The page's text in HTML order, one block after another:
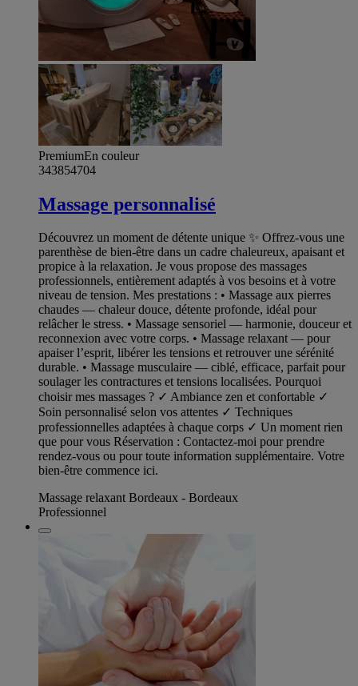
PremiumEn couleur
343854704
Massage personnalisé
Découvrez un moment de détente unique ✨ Offrez-vous une
parenthèse de bien-être dans un cadre chaleureux, apaisant et
propice à la relaxation. Je vous propose des massages
professionnels, entièrement adaptés à vos besoins et à votre
niveau de tension. Mes prestations : • Massage aux pierres
chaudes — chaleur douce, détente profonde, idéal pour
relâcher le stress. • Massage sensoriel — harmonie, douceur et
reconnexion avec votre corps. • Massage relaxant — pour
apaiser l’esprit, libérer les tensions et retrouver une sérénité
durable. • Massage musculaire — ciblé, efficace, parfait pour
soulager les contractures et tensions localisées. Pourquoi
choisir mes massages ? ✓ Ambiance zen et confortable ✓
Soin personnalisé selon vos attentes ✓ Techniques
professionnelles adaptées à chaque corps ✓ Un moment rien
que pour vous Réservation : Contactez-moi pour prendre
rendez-vous ou pour toute information supplémentaire. Votre
bien-être commence ici.
Massage relaxant Bordeaux - Bordeaux
Professionnel